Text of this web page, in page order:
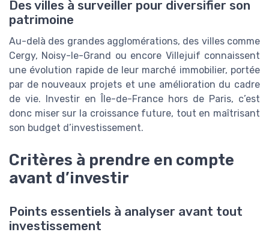
Des villes à surveiller pour diversifier son
patrimoine
Au-delà des grandes agglomérations, des villes comme
Cergy, Noisy-le-Grand ou encore Villejuif connaissent
une évolution rapide de leur marché immobilier, portée
par de nouveaux projets et une amélioration du cadre
de vie. Investir en Île-de-France hors de Paris, c’est
donc miser sur la croissance future, tout en maîtrisant
son budget d’investissement.
Critères à prendre en compte
avant d’investir
Points essentiels à analyser avant tout
investissement